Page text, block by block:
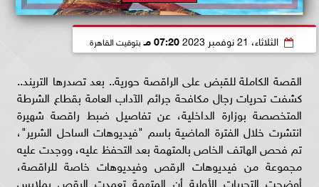
الثلاثاء، 21 نوفمبر 2023 07:20 مـ بتوقيت القاهرة
القصة الكاملة للقبض على الراقصة حورية.. بعد تصدرها التريند..
كشفت تحريات رجال مكافحة جرائم الآداب العامة بقطاع الشرطة
المتخصصة بوزارة الداخلية، عن تفاصيل ضبط راقصة شهيرة
انتشرت خلال الفترة الماضية باسم "فيديوهات الساحل الشرير"،
تم فحص الهاتف الخاص بالمتهمة بعد التحفظ عليه، ووجدت عليه
مجموعة من فيديوهات الرقص وفيديوهات خاصة للراقصة،
أوضحت التحريات الأولية أن المتهمة تعمدت الرقص بملابس